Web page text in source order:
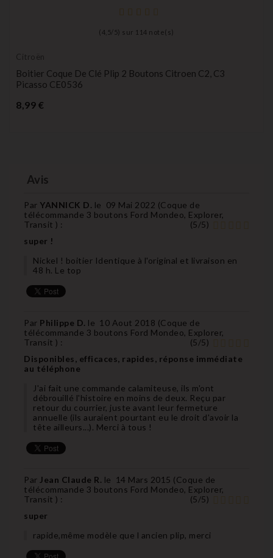
( 4,5/ 5) sur 114 note(s)
Citroën
Boitier Coque De Clé Plip 2 Boutons Citroen C2, C3
Picasso CE0536
8,99 €
Avis
Par YANNICK D. le 09 Mai 2022 (Coque de
télécommande 3 boutons Ford Mondeo, Explorer,
Transit ) : (5/5)
super !
Nickel ! boitier Identique à l'original et livraison en
48 h. Le top
Par Philippe D. le 10 Aout 2018 (Coque de
télécommande 3 boutons Ford Mondeo, Explorer,
Transit ) : (5/5)
Disponibles, efficaces, rapides, réponse immédiate
au téléphone
J'ai fait une commande calamiteuse, ils m'ont
débrouillé l'histoire en moins de deux. Reçu par
retour du courrier, juste avant leur fermeture
annuelle (ils auraient pourtant eu le droit d'avoir la
tête ailleurs...). Merci à tous !
Par Jean Claude R. le 14 Mars 2015 (Coque de
télécommande 3 boutons Ford Mondeo, Explorer,
Transit ) : (5/5)
super
rapide,même modèle que l ancien plip, merci